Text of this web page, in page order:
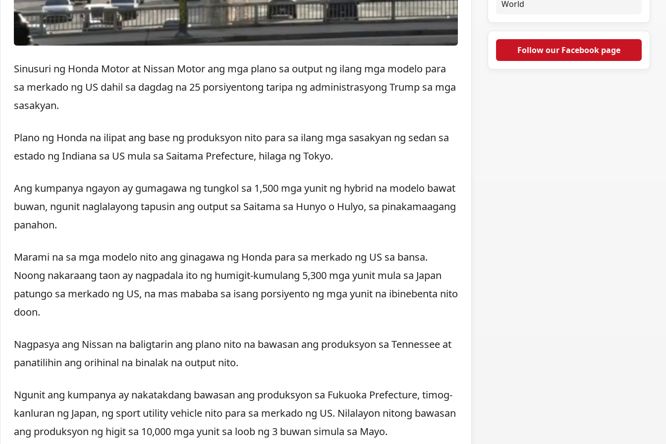
Sinusuri ng Honda Motor at Nissan Motor ang mga plano sa output ng ilang mga modelo para
sa merkado ng US dahil sa dagdag na 25 porsiyentong taripa ng administrasyong Trump sa mga
sasakyan.
Plano ng Honda na ilipat ang base ng produksyon nito para sa ilang mga sasakyan ng sedan sa
estado ng Indiana sa US mula sa Saitama Prefecture, hilaga ng Tokyo.
Ang kumpanya ngayon ay gumagawa ng tungkol sa 1,500 mga yunit ng hybrid na modelo bawat
buwan, ngunit naglalayong tapusin ang output sa Saitama sa Hunyo o Hulyo, sa pinakamaagang
panahon.
Marami na sa mga modelo nito ang ginagawa ng Honda para sa merkado ng US sa bansa.
Noong nakaraang taon ay nagpadala ito ng humigit-kumulang 5,300 mga yunit mula sa Japan
patungo sa merkado ng US, na mas mababa sa isang porsiyento ng mga yunit na ibinebenta nito
doon.
Nagpasya ang Nissan na baligtarin ang plano nito na bawasan ang produksyon sa Tennessee at
panatilihin ang orihinal na binalak na output nito.
Ngunit ang kumpanya ay nakatakdang bawasan ang produksyon sa Fukuoka Prefecture, timog-
kanluran ng Japan, ng sport utility vehicle nito para sa merkado ng US. Nilalayon nitong bawasan
ang produksyon ng higit sa 10,000 mga yunit sa loob ng 3 buwan simula sa Mayo.
World
Follow our Facebook page